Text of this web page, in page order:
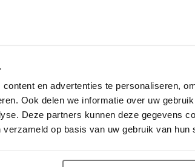
en advertenties te personaliseren,
Ook delen we informatie over uw
Deze partners kunnen deze gegevens
op basis van uw gebruik van hun